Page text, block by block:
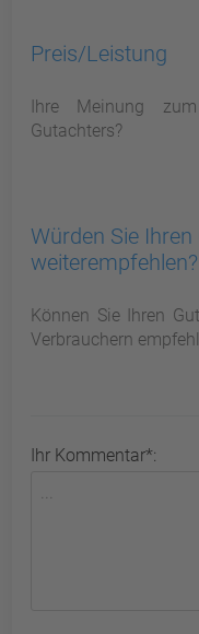
Preis/Leistung
Ihre Meinung zum
Gutachters?
Würden Sie
weiterempfehlen?
Können Sie Ihren
Verbrauchern
Ihr Kommentar*: